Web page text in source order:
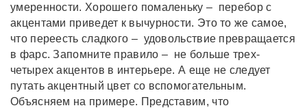
умеренности. Хорошего помаленьку – перебор с
акцентами приведет к вычурности. Это то же самое,
что переесть сладкого – удовольствие превращается
в фарс. Запомните правило – не больше трех-
четырех акцентов в интерьере. А еще не следует
путать акцентный цвет со вспомогательным.
Объясняем на примере. Представим, что